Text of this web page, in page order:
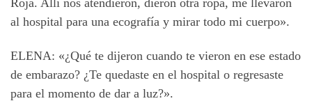
al hospital para una ecografía y mirar todo mi cuerpo».
ELENA: «¿Qué te dijeron cuando te vieron en ese estado
de embarazo? ¿Te quedaste en el hospital o regresaste
para el momento de dar a luz?».